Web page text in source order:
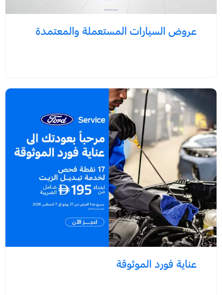
عروض السيارات المستعملة والمعتمدة
عناية فورد الموثوقة